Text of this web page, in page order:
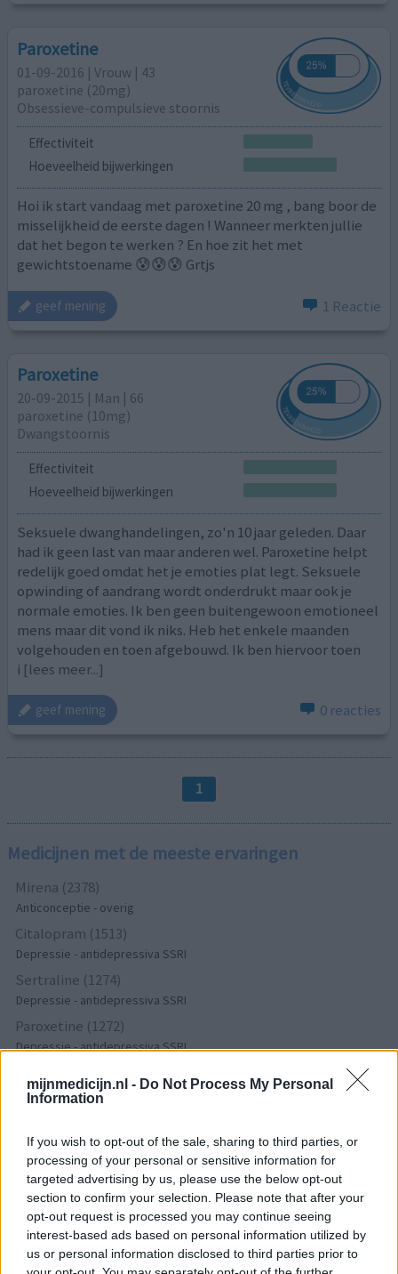
mijnmedicijn.nl - Do Not Process My Personal
Information
If you wish to opt-out of the sale, sharing to third parties, or
processing of your personal or sensitive information for
targeted advertising by us, please use the below opt-out
section to confirm your selection. Please note that after your
opt-out request is processed you may continue seeing
interest-based ads based on personal information utilized by
us or personal information disclosed to third parties prior to
Paroxetine
01-09-2016 | Vrouw | 43
paroxetine (20mg)
Obsessieve-compulsieve stoornis
Effectiviteit
Hoeveelheid bijwerkingen
Hoi ik start vandaag met paroxetine 20 mg , bang boor de
misselijkheid de eerste dagen ! Wanneer merkten jullie
dat het begon te werken ? En hoe zit het met
gewichtstoename 😰😰😰 Grtjs
geef mening 1 Reactie
Paroxetine
20-09-2015 | Man | 66
paroxetine (10mg)
Dwangstoornis
Effectiviteit
Hoeveelheid bijwerkingen
Seksuele dwanghandelingen, zo'n 10 jaar geleden. Daar
had ik geen last van maar anderen wel. Paroxetine helpt
redelijk goed omdat het je emoties plat legt. Seksuele
opwinding of aandrang wordt onderdrukt maar ook je
normale emoties. Ik ben geen buitengewoon emotioneel
mens maar dit vond ik niks. Heb het enkele maanden
volgehouden en toen afgebouwd. Ik ben hiervoor toen
i [lees meer...]
geef mening 0 reacties
1
Medicijnen met de meeste ervaringen
Mirena (2378)
Anticonceptie - overig
Citalopram (1513)
Depressie - antidepressiva SSRI
Sertraline (1274)
Depressie - antidepressiva SSRI
Paroxetine (1272)
Depressie - antidepressiva SSRI
Cholesterol
Verslavingsziekten
Venlafaxine (1004)
Depressie - antidepressiva overig
Tramadol (939)
Pijn - morfine-achtigen
Thyrax Duotab (882)